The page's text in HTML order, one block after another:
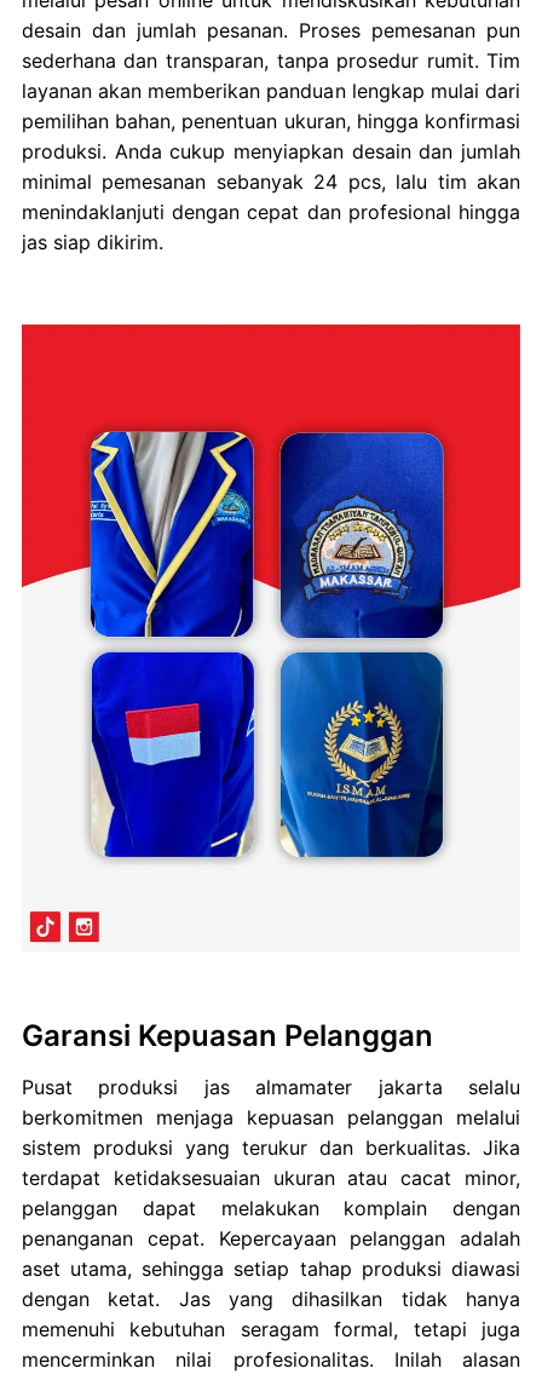
desain dan jumlah pesanan. Proses pemesanan pun
sederhana dan transparan, tanpa prosedur rumit. Tim
layanan akan memberikan panduan lengkap mulai dari
pemilihan bahan, penentuan ukuran, hingga konfirmasi
produksi. Anda cukup menyiapkan desain dan jumlah
minimal pemesanan sebanyak 24 pcs, lalu tim akan
menindaklanjuti dengan cepat dan profesional hingga
jas siap dikirim.
Garansi Kepuasan Pelanggan
Pusat produksi jas almamater jakarta selalu
berkomitmen menjaga kepuasan pelanggan melalui
sistem produksi yang terukur dan berkualitas. Jika
terdapat ketidaksesuaian ukuran atau cacat minor,
pelanggan dapat melakukan komplain dengan
penanganan cepat. Kepercayaan pelanggan adalah
aset utama, sehingga setiap tahap produksi diawasi
dengan ketat. Jas yang dihasilkan tidak hanya
memenuhi kebutuhan seragam formal, tetapi juga
mencerminkan nilai profesionalitas. Inilah alasan